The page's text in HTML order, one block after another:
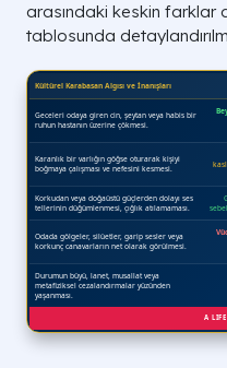
arasındaki keskin farklar
tablosunda